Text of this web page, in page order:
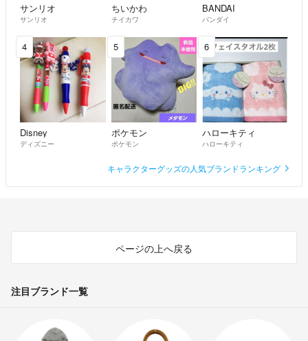
サンリオ
サンリオ
ちいかわ
チイカワ
BANDAI
バンダイ
4
Disney
ディズニー
5
ポケモン
ポケモン
6
ハローキティ
ハローキティ
キャラクターグッズの人気ブランドランキング
ページの上へ戻る
注目ブランド一覧